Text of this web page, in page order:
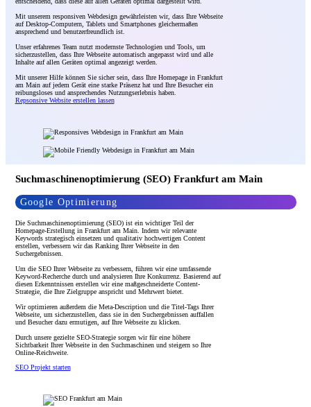
Mit unserem responsiven Webdesign gewährleisten wir, dass Ihre Webseite
auf Desktop-Computern, Tablets und Smartphones gleichermaßen
ansprechend und benutzerfreundlich ist.
Unser erfahrenes Team nutzt modernste Technologien und Tools, um
sicherzustellen, dass Ihre Webseite automatisch angepasst wird und alle
Inhalte auf allen Geräten optimal angezeigt werden.
Mit unserer Hilfe können Sie sicher sein, dass Ihre Homepage in Frankfurt
am Main auf jedem Gerät eine starke Präsenz hat und Ihre Besucher ein
reibungsloses und ansprechendes Nutzungserlebnis haben.
Repsonsive Website erstellen lassen
Suchmaschinenoptimierung (SEO) Frankfurt am Main
Google Optimierung
Die Suchmaschinenoptimierung (SEO) ist ein wichtiger Teil der
Homepage-Erstellung in Frankfurt am Main. Indem wir relevante
Keywords strategisch einsetzen und qualitativ hochwertigen Content
erstellen, verbessern wir das Ranking Ihrer Webseite in den
Suchergebnissen.
Um die SEO Ihrer Webseite zu verbessern, führen wir eine umfassende
Keyword-Recherche durch und analysieren Ihre Konkurrenz. Basierend auf
diesen Erkenntnissen erstellen wir eine maßgeschneiderte Content-
Strategie, die Ihre Zielgruppe anspricht und Mehrwert bietet.
Wir optimieren außerdem die Meta-Description und die Titel-Tags Ihrer
Webseite, um sicherzustellen, dass sie in den Suchergebnissen auffallen
und Besucher dazu ermutigen, auf Ihre Webseite zu klicken.
Durch unsere gezielte SEO-Strategie sorgen wir für eine höhere
Sichtbarkeit Ihrer Webseite in den Suchmaschinen und steigern so Ihre
Online-Reichweite.
SEO Projekt starten